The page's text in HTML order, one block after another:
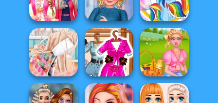
My Boho Avatar
Story
Shacket Fashion
My Pinterest
Nails Design
TikTok What's My
Style
The Prom Of The
Ponies